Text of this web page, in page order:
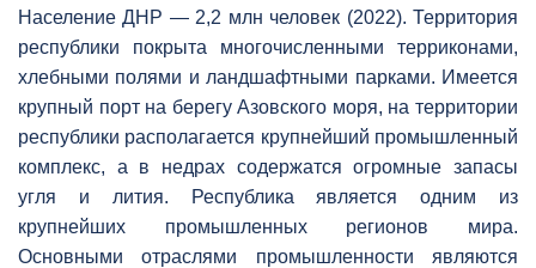
Население ДНР — 2,2 млн человек (2022). Территория
республики покрыта многочисленными терриконами,
хлебными полями и ландшафтными парками. Имеется
крупный порт на берегу Азовского моря, на территории
республики располагается крупнейший промышленный
комплекс, а в недрах содержатся огромные запасы
угля и лития. Республика является одним из
крупнейших промышленных регионов мира.
Основными отраслями промышленности являются